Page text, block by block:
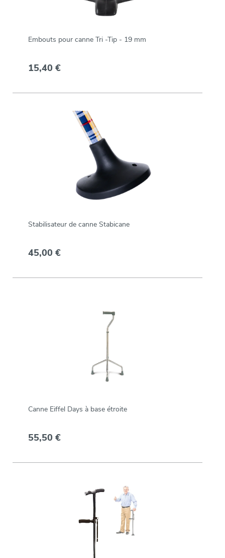
Embouts pour canne Tri -Tip - 19 mm
15,40 €
Stabilisateur de canne Stabicane
45,00 €
Canne Eiffel Days à base étroite
55,50 €